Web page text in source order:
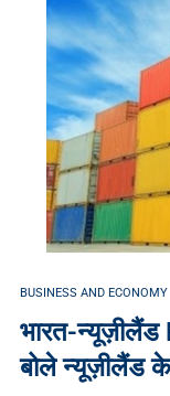
BUSINESS AND ECONOMY
भारत-
बोले न्यूज़ीलैंड